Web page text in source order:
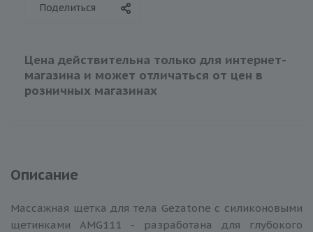
Поделиться
Цена действительна только для интернет-
магазина и может отличаться от цен в
розничных магазинах
Описание
Массажная щетка для тела Gezatone с силиконовыми
щетинками AMG111 - разработана для глубокого